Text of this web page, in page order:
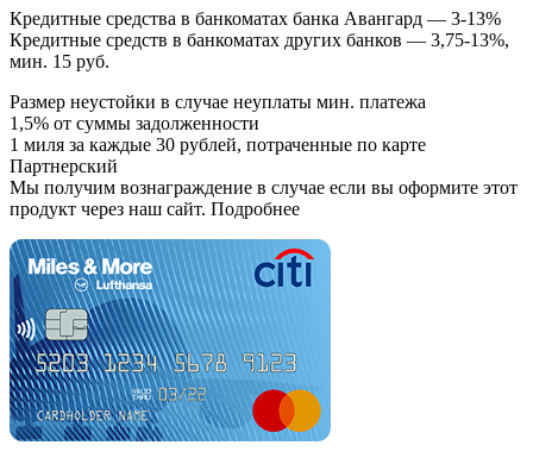
Кредитные средства в банкоматах банка Авангард — 3-13%
Кредитные средств в банкоматах других банков — 3,75-13%,
мин. 15 руб.
Размер неустойки в случае неуплаты мин. платежа
1,5% от суммы задолженности
1 миля за каждые 30 рублей, потраченные по карте
Партнерский
Мы получим вознаграждение в случае если вы оформите этот
продукт через наш сайт. Подробнее